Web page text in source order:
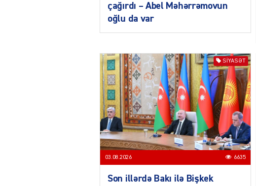
çağırdı – Abel Məhərrəmovun
oğlu da var
SIYASƏT
03.08.2026 6635
Son illərdə Bakı ilə Bişkek